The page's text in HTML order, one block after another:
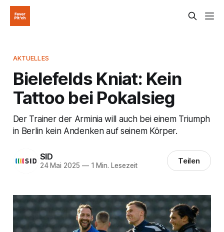
AKTUELLES
Bielefelds Kniat: Kein
Tattoo bei Pokalsieg
Der Trainer der Arminia will auch bei einem Triumph
in Berlin kein Andenken auf seinem Körper.
SID
24 Mai 2025 —1 Min. Lesezeit Teilen